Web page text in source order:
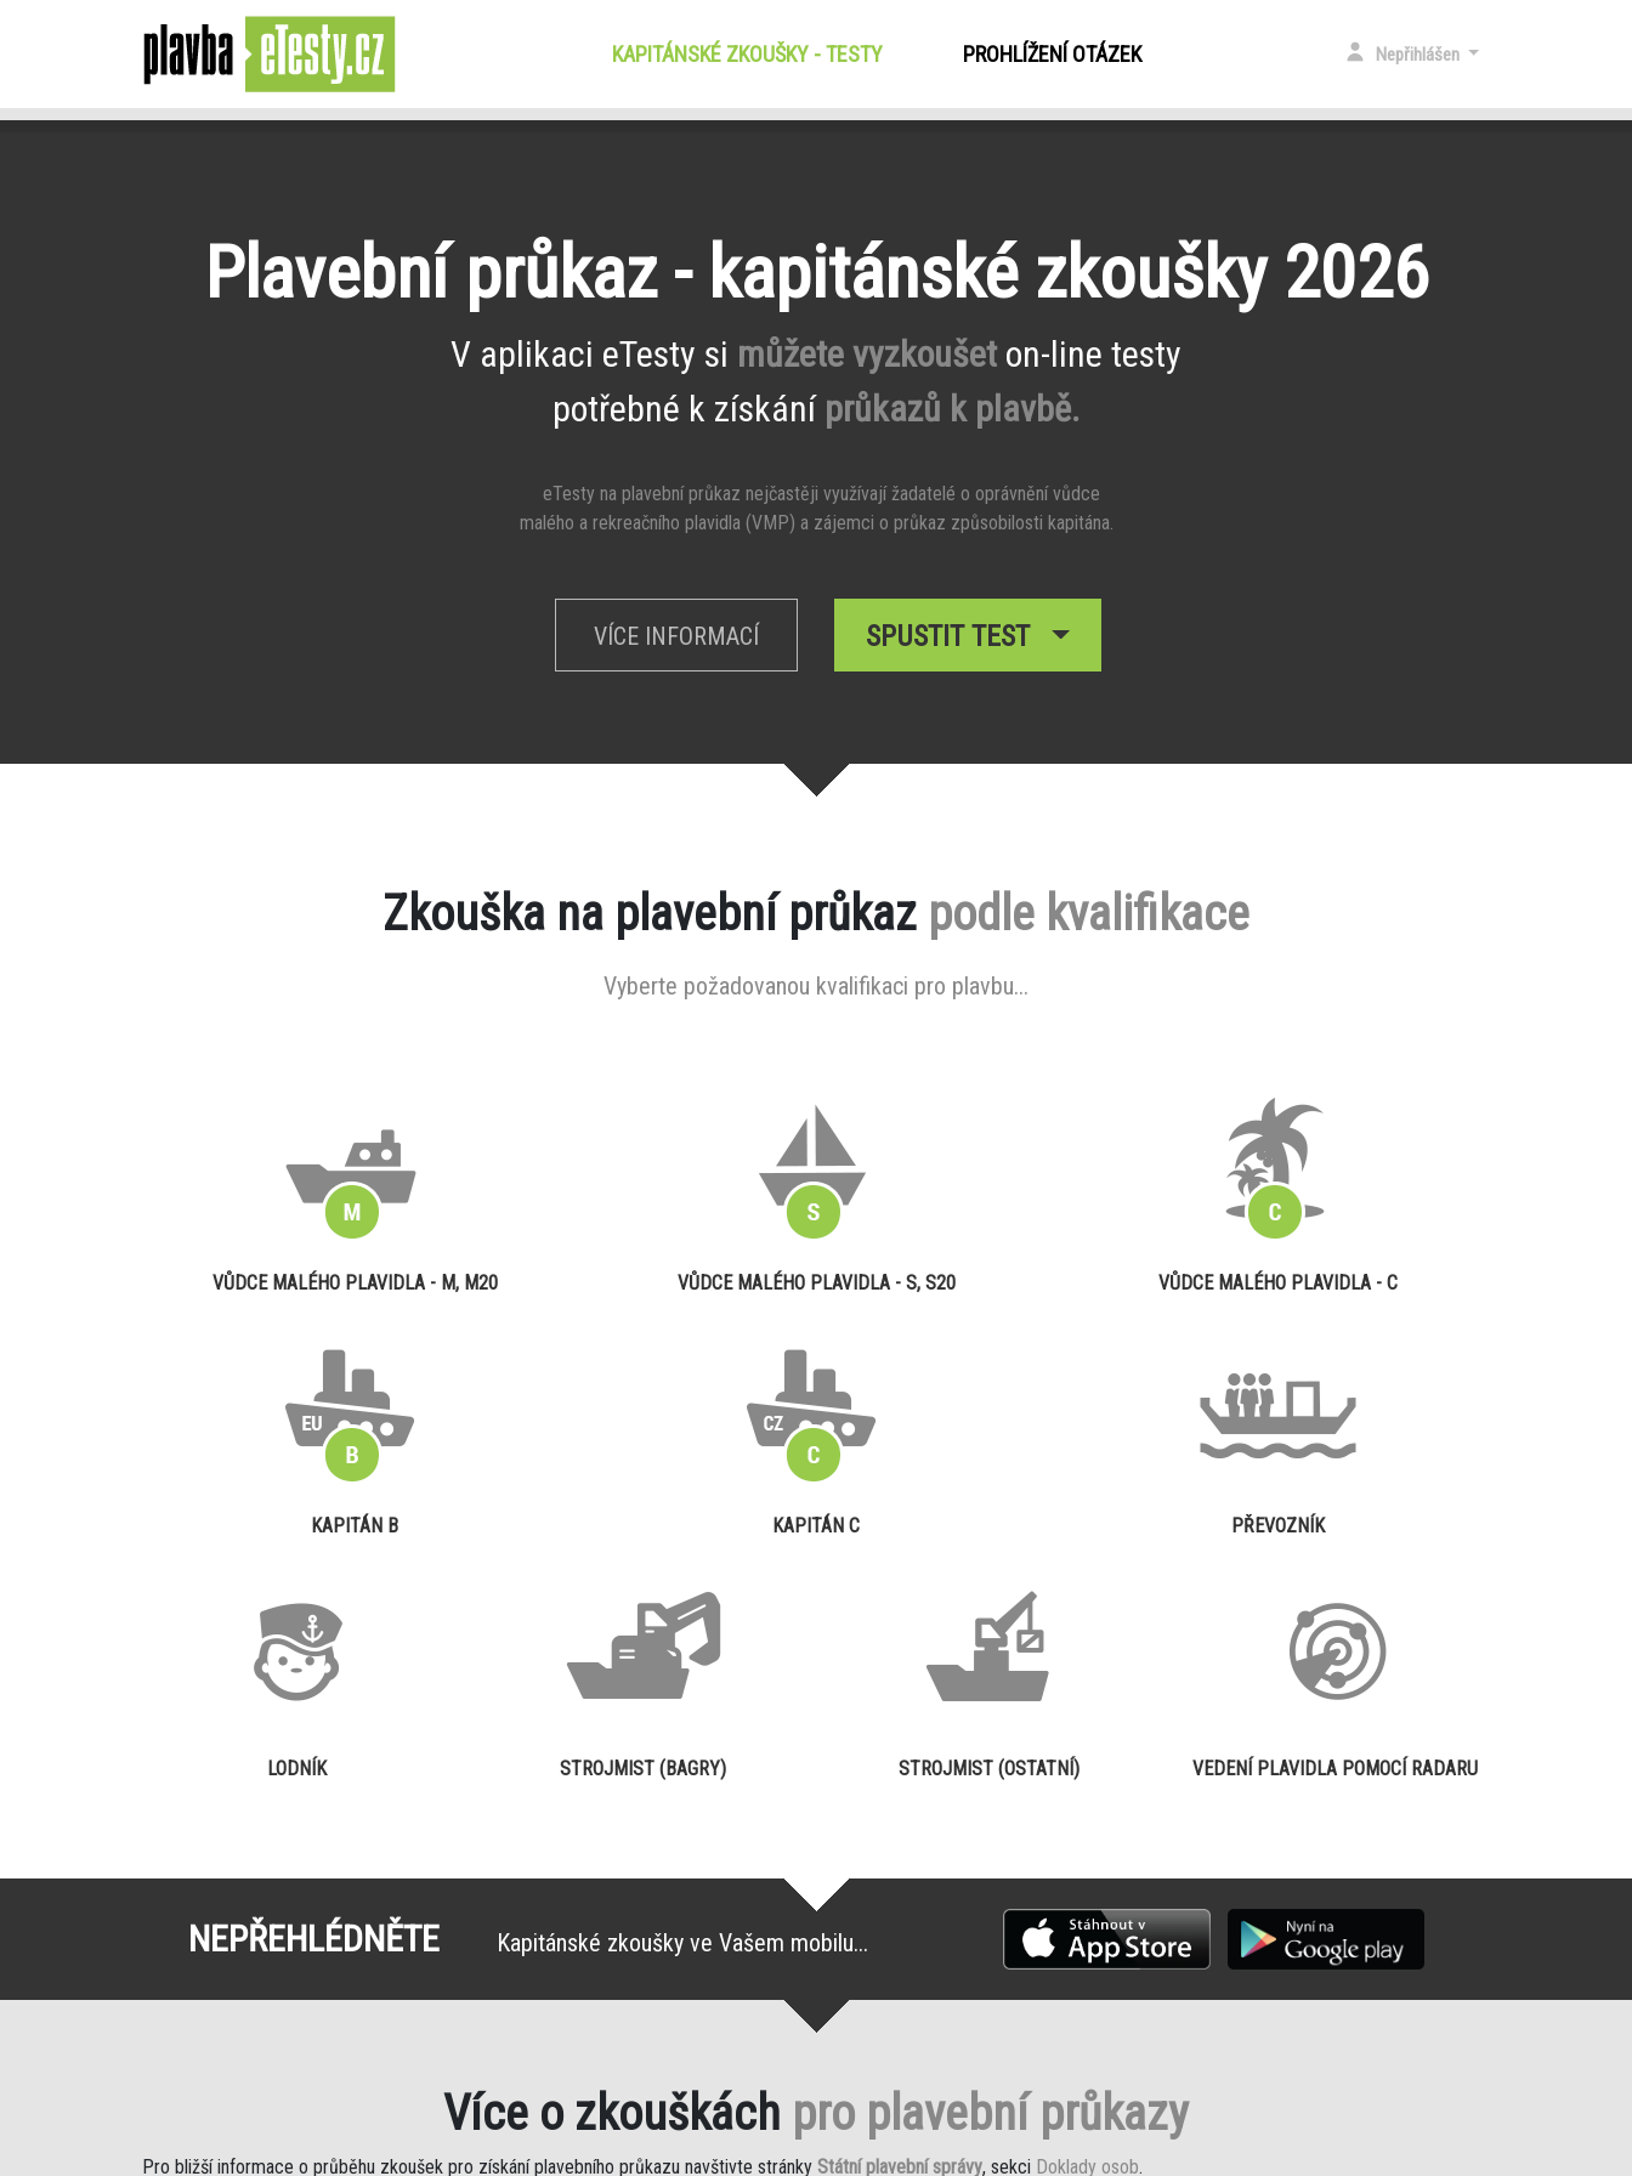
KAPITÁNSKÉ ZKOUŠKY - TESTY(CURRENT)PROHLÍŽENÍ OTÁZEK Nepřihlášen
Plavební průkaz - kapitánské zkoušky 2026
V aplikaci eTesty si můžete vyzkoušet on-line testy
potřebné k získání průkazů k plavbě.
eTesty na plavební průkaz nejčastěji využívají žadatelé o oprávnění vůdce
malého a rekreačního plavidla (VMP) a zájemci o průkaz způsobilosti kapitána.
VÍCE INFORMACÍ SPUSTIT TEST
Zkouška na plavební průkaz podle kvalifikace
Vyberte požadovanou kvalifikaci pro plavbu...
VŮDCE MALÉHO PLAVIDLA - M, M20 VŮDCE MALÉHO PLAVIDLA - S, S20 VŮDCE MALÉHO PLAVIDLA - C
KAPITÁN B KAPITÁN C PŘEVOZNÍK
LODNÍK STROJMIST (BAGRY) STROJMIST (OSTATNÍ) VEDENÍ PLAVIDLA POMOCÍ RADARU
NEPŘEHLÉDNĚTE Kapitánské zkoušky ve Vašem mobilu...
Více o zkouškách pro plavební průkazy
Pro bližší informace o průběhu zkoušek pro získání plavebního průkazu navštivte stránky Státní plavební správy, sekci Doklady osob.